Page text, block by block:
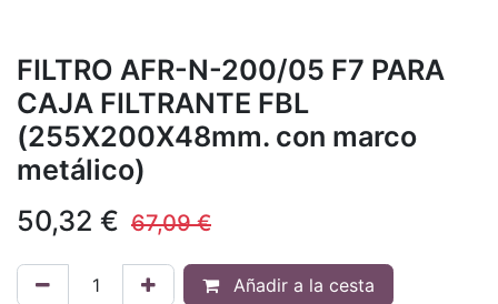
FILTRO AFR-N-200/05 F7 PARA
CAJA FILTRANTE FBL
(255X200X48mm. con marco
metálico)
50,32 € 67,09€
Añadir a la cesta